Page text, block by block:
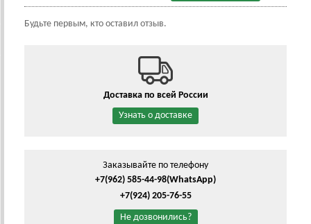
Будьте первым, кто оставил отзыв.
Доставка по всей России
Узнать о доставке
Заказывайте по телефону
+7(962) 585-44-98(WhatsApp)
+7(924) 205-76-55
Не дозвонились?